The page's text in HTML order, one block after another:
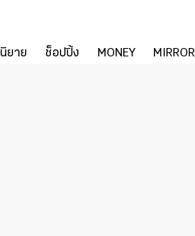
นิยาย ช็อปปิ้ง MONEY MIRROR